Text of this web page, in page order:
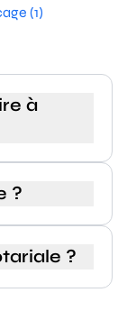
(1)
à
?
?